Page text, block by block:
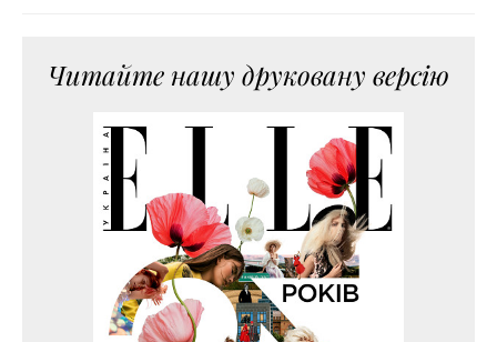
Читайте нашу друковану версію